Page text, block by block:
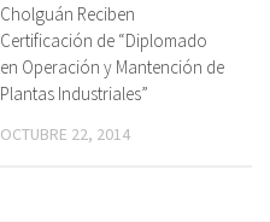
Cholguán Reciben
Certificación de “Diplomado
en Operación y Mantención de
Plantas Industriales”
OCTUBRE 22, 2014